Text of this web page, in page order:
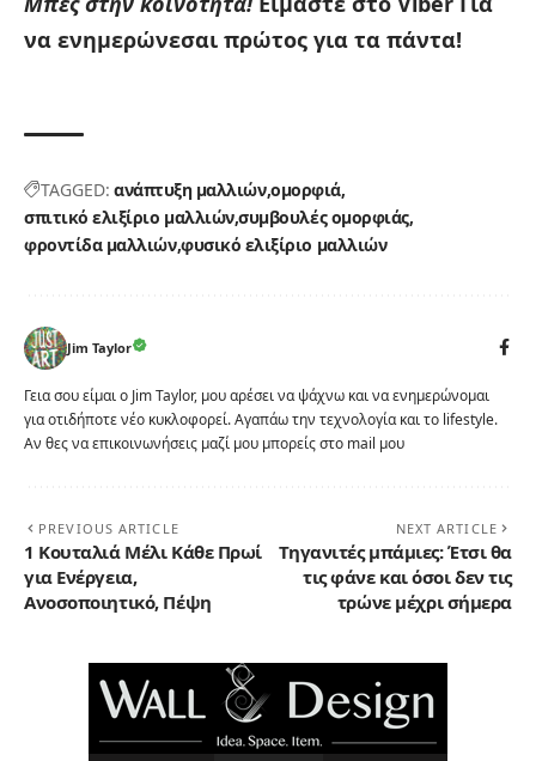
να ενημερώνεσαι πρώτος για τα πάντα!
TAGGED: ανάπτυξη μαλλιώνομορφιά
σπιτικό ελιξίριο μαλλιώνσυμβουλές ομορφιάς
φροντίδα μαλλιώνφυσικό ελιξίριο μαλλιών
Jim Taylor
Γεια σου είμαι ο Jim Taylor, μου αρέσει να ψάχνω και να ενημερώνομαι
για οτιδήποτε νέο κυκλοφορεί. Αγαπάω την τεχνολογία και το lifestyle.
Αν θες να επικοινωνήσεις μαζί μου μπορείς στο mail μου
PREVIOUS ARTICLE
1 Κουταλιά Μέλι Κάθε Πρωί
για Ενέργεια,
Ανοσοποιητικό, Πέψη
NEXT ARTICLE
Τηγανιτές μπάμιες: Έτσι θα
τις φάνε και όσοι δεν τις
τρώνε μέχρι σήμερα